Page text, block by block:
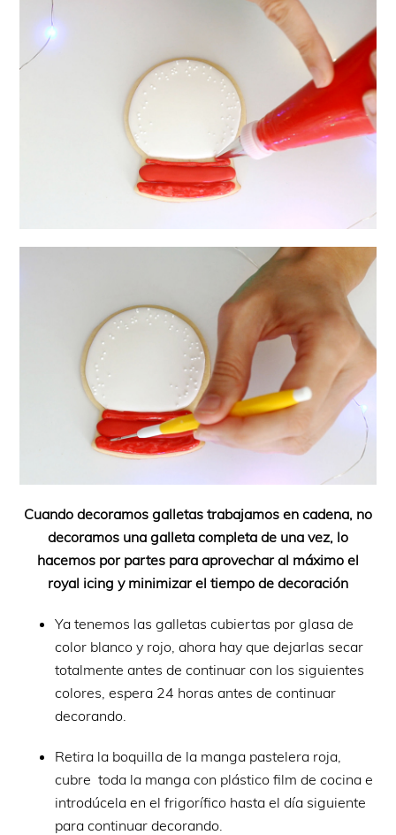
Cuando decoramos galletas trabajamos en cadena, no
decoramos una galleta completa de una vez, lo
hacemos por partes para aprovechar al máximo el
royal icing y minimizar el tiempo de decoración
Ya tenemos las galletas cubiertas por glasa de
color blanco y rojo, ahora hay que dejarlas secar
totalmente antes de continuar con los siguientes
colores, espera 24 horas antes de continuar
decorando.
Retira la boquilla de la manga pastelera roja,
cubre toda la manga con plástico film de cocina e
introdúcela en el frigorífico hasta el día siguiente
para continuar decorando.